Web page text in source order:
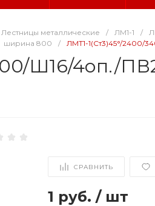
Лестницы металлические / ЛМ1-1 /
ширина 800 / ЛМТ1-1(Ст3)45°/2400/
Ш16/4оп./
СРАВНИТЬ
1 руб. / шт